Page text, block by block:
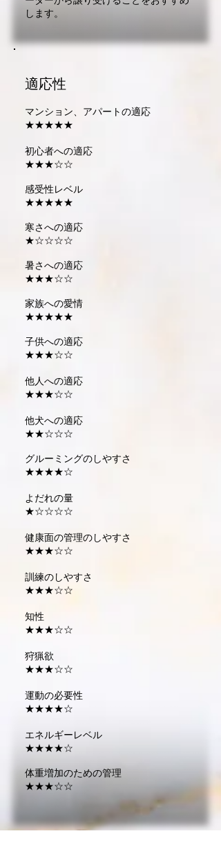
します。
適応性
マンション、アパートの適応
★★★★★
初心者への適応
★★★☆☆
感受性レベル
★★★★★
寒さへの適応
★☆☆☆☆
暑さへの適応
★★★☆☆
家族への愛情
★★★★★
子供への適応
★★★☆☆
他人への適応
★★★☆☆
他犬への適応
★★☆☆☆
グルーミングのしやすさ
★★★★☆
よだれの量
★☆☆☆☆
健康面の管理のしやすさ
★★★☆☆
訓練のしやすさ
★★★☆☆
知性
★★★☆☆
狩猟欲
★★★☆☆
運動の必要性
★★★★☆
エネルギーレベル
★★★★☆
体重増加のための管理
★★★☆☆